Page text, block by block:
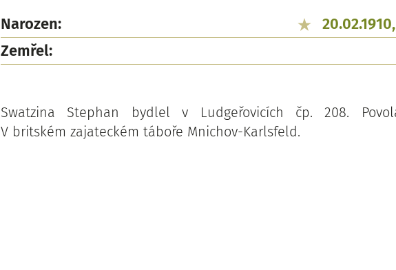
Narozen:
Zemřel:
Swatzina Stephan bydlel v Ludgeřovicích čp. 208.
V britském zajateckém táboře Mnichov-Karlsfeld.